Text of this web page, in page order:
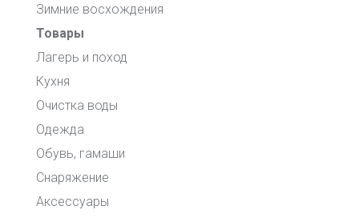
Зимние восхождения
Товары
Лагерь и поход
Кухня
Очистка воды
Одежда
Обувь, гамаши
Снаряжение
Аксессуары